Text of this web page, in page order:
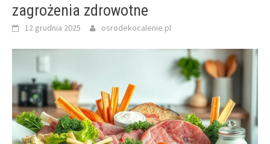
zagrożenia zdrowotne
12 grudnia 2025 osrodekocalenie.pl